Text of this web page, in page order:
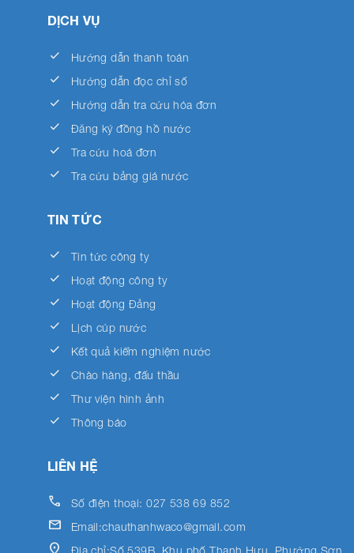
DỊCH VỤ
done Hướng dẫn thanh toán
done Hướng dẫn đọc chỉ số
done Hướng dẫn tra cứu hóa đơn
done Đăng ký đồng hồ nước
done Tra cứu hoá đơn
done Tra cứu bảng giá nước
TIN TỨC
done Tin tức công ty
done Hoạt động công ty
done Hoạt động Đảng
done Lịch cúp nước
done Kết quả kiểm nghiệm nước
done Chào hàng, đấu thầu
done Thư viện hình ảnh
done Thông báo
LIÊN HỆ
call Số điện thoại: 027 538 69 852
email Email:chauthanhwaco@gmail.com
location_on Địa chỉ:Số 539B, Khu phố Thạnh Hựu, Phường Sơn